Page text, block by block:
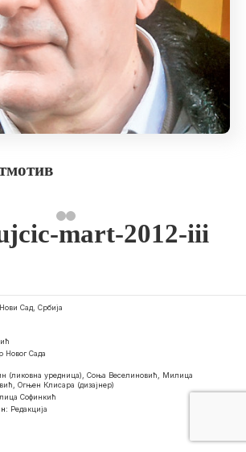
mart-2012-iii
Сад, Србија
Новог Сада
(ликовна уредница), Соња Веселиновић, Милица
Огњен Клисара (дизајнер)
Софинкић
Редакција